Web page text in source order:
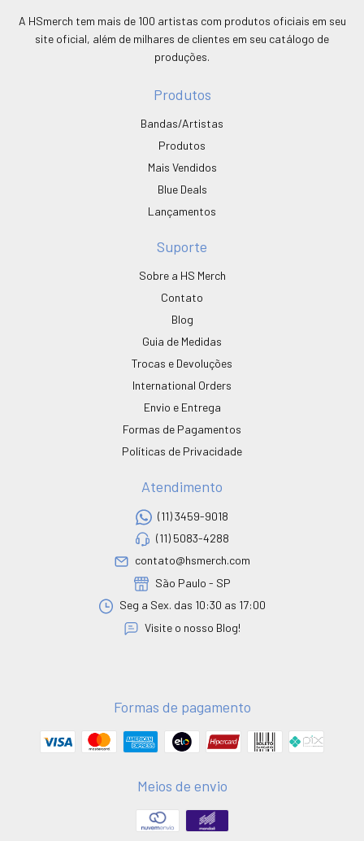
A HSmerch tem mais de 100 artistas com produtos oficiais em seu
site oficial, além de milhares de clientes em seu catálogo de
produções.
Produtos
Bandas/Artistas
Produtos
Mais Vendidos
Blue Deals
Lançamentos
Suporte
Sobre a HS Merch
Contato
Blog
Guia de Medidas
Trocas e Devoluções
International Orders
Envio e Entrega
Formas de Pagamentos
Políticas de Privacidade
Atendimento
(11) 3459-9018
(11) 5083-4288
contato@hsmerch.com
São Paulo - SP
Seg a Sex. das 10:30 as 17:00
Visite o nosso Blog!
Formas de pagamento
Meios de envio